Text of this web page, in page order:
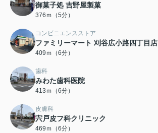
御菓子処 吉野屋製菓
376ｍ（5分）
コンビニエンスストア
ファミリーマート 刈谷広小路四丁目店
409ｍ（6分）
歯科
みわた歯科医院
413ｍ（6分）
皮膚科
宍戸皮フ科クリニック
469ｍ（6分）